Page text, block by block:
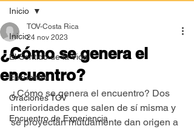
Inicio
El Sentido de la Vida
Encuentro
Oraciones TOV
Encuentro de Experiencia
Inicio
¿Cómo se genera el
encuentro?
TOV-Costa Rica
24 nov 2023
¿Cómo se genera el encuentro? Dos
interioridades que salen de sí misma y
se proyectan mutuamente dan origen a